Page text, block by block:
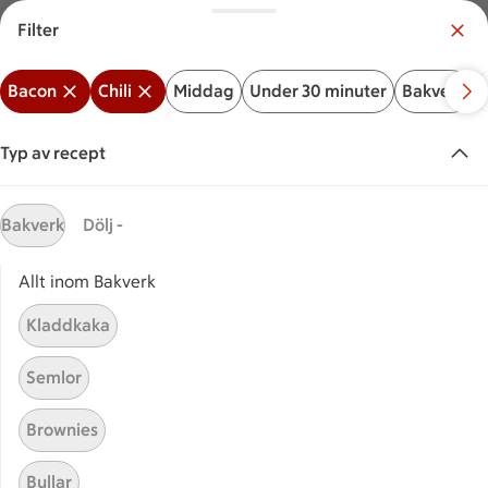
Meny Logga in
Vilken är din butik? Välj butik
Start
Sök ingrediens eller recept
Inga förslag
Bacon
ReceptVisar 28 stycken
(28)
Jazzig chili
Filter
Bacon Chili Middag Under 30 minuter Bakverk
Typ av recept
Bakverk Dölj -
Allt inom Bakverk
Kladdkaka
Semlor
Brownies
Bullar